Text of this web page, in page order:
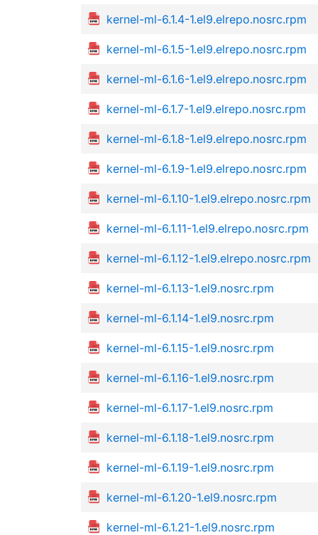
kernel-ml-6.1.4-1.el9.elrepo.nosrc.rpm
kernel-ml-6.1.5-1.el9.elrepo.nosrc.rpm
kernel-ml-6.1.6-1.el9.elrepo.nosrc.rpm
kernel-ml-6.1.7-1.el9.elrepo.nosrc.rpm
kernel-ml-6.1.8-1.el9.elrepo.nosrc.rpm
kernel-ml-6.1.9-1.el9.elrepo.nosrc.rpm
kernel-ml-6.1.10-1.el9.elrepo.nosrc.rpm
kernel-ml-6.1.11-1.el9.elrepo.nosrc.rpm
kernel-ml-6.1.12-1.el9.elrepo.nosrc.rpm
kernel-ml-6.1.13-1.el9.nosrc.rpm
kernel-ml-6.1.14-1.el9.nosrc.rpm
kernel-ml-6.1.15-1.el9.nosrc.rpm
kernel-ml-6.1.16-1.el9.nosrc.rpm
kernel-ml-6.1.17-1.el9.nosrc.rpm
kernel-ml-6.1.18-1.el9.nosrc.rpm
kernel-ml-6.1.19-1.el9.nosrc.rpm
kernel-ml-6.1.20-1.el9.nosrc.rpm
kernel-ml-6.1.21-1.el9.nosrc.rpm